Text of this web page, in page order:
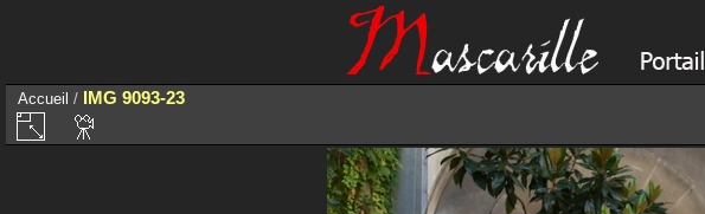
Accueil / IMG 9093-23